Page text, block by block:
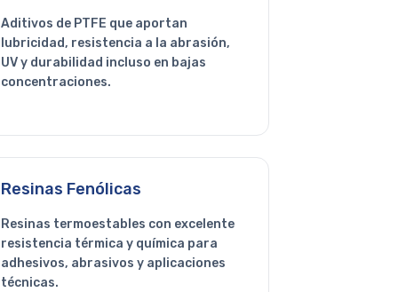
Aditivos de PTFE que aportan
lubricidad, resistencia a la abrasión,
UV y durabilidad incluso en bajas
concentraciones.
Resinas Fenólicas
Resinas termoestables con excelente
resistencia térmica y química para
adhesivos, abrasivos y aplicaciones
técnicas.